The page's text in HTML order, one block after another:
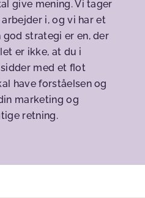
give mening. Vi tager
i, og vi har et
strategi er en, der
er ikke, at du i
med et flot
have forståelsen og
marketing og
retning.